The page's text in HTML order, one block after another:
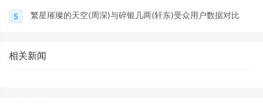
5 繁星璀璨的天空(周深)与碎银几两(轩东)受众用户数据对比
相关新闻